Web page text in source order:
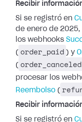
Recibir
Si se registró en
de enero de
los webhooks
( order_paid ) y
( order_canceled
procesar los
Reembolso (
Recibir
Si se registró en